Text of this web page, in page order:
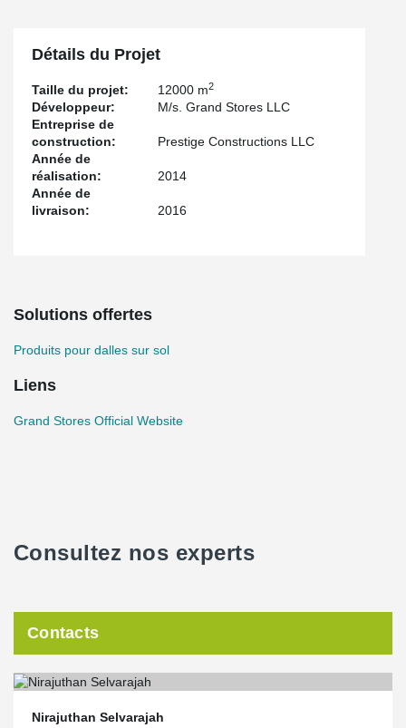
Détails du Projet
Taille du projet: 12000 m2
Développeur:
M/s. Grand Stores LLC
Entreprise de
construction:
Prestige Constructions LLC
Année de
réalisation:
2014
Année de
livraison:
2016
Solutions offertes
Produits pour dalles sur sol
Liens
Grand Stores Official Website
Consultez nos experts
Contacts
Nirajuthan Selvarajah